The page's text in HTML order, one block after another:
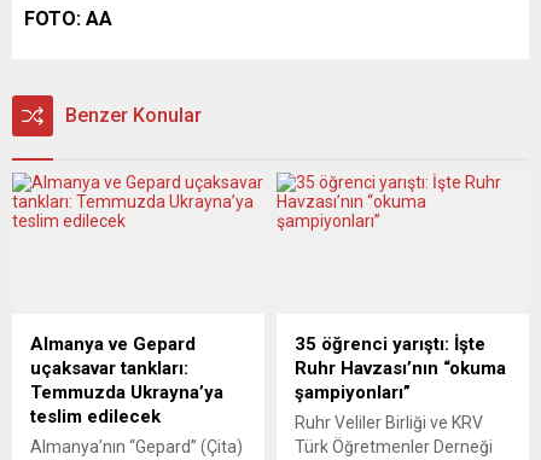
FOTO: AA
Benzer Konular
Almanya ve Gepard
uçaksavar tankları:
Temmuzda Ukrayna’ya
teslim edilecek
Almanya’nın “Gepard” (Çita)
35 öğrenci yarıştı: İşte
Ruhr Havzası’nın “okuma
şampiyonları”
Ruhr Veliler Birliği ve KRV
Türk Öğretmenler Derneği